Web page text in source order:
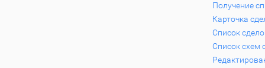
Получение
Карточка
Список
Список схем